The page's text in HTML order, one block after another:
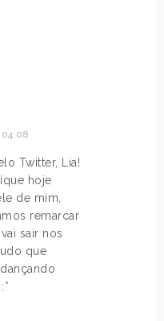
04:08
Twitter, Lia!
hoje
de mim,
remarcar
sair nos
que